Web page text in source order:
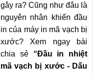
gây ra? Cũng như đâu là
nguyên nhân khiến đầu
in của máy in mã vạch bị
xước? Xem ngay bài
chia sẻ “Đầu in nhiệt
mã vạch bị xước - Dấu